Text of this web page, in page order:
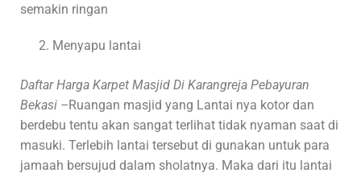
semakin ringan
Menyapu lantai
Daftar Harga Karpet Masjid Di Karangreja Pebayuran
Bekasi –Ruangan masjid yang Lantai nya kotor dan
berdebu tentu akan sangat terlihat tidak nyaman saat di
masuki. Terlebih lantai tersebut di gunakan untuk para
jamaah bersujud dalam sholatnya. Maka dari itu lantai